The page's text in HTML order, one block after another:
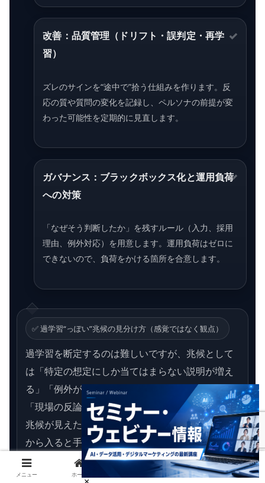
改善：品質管理（ドリフト・誤判定・再学
習）
ズレのサインを“途中で”拾う仕組みを作ります。反
応の質や質問の変化を記録し、ペルソナの前提が変
わった可能性を定期的に見直します。
ガバナンス：ブラックボックス化と運用負荷
への対策
「なぜそう判断したか」を残すルール（入力、採用
理由、例外対応）を用意します。運用負荷はゼロに
できないので、負荷をかける箇所を合意します。
✅ 過学習“っぽい”兆候の見分け方（感覚ではなく観点）
過学習を断定するのは難しいですが、兆候として
は「特定の想定にしか当てはまらない説明が増え
る」「例外が増えるのにペルソナが変わらない」
「現場の反論が蓄積する」などが挙げられます。
兆候が見えたら、入力の見直しと例外処理の強化
から入ると手戻りが減りやすいです。
メニュー ホーム トップ サイドバー